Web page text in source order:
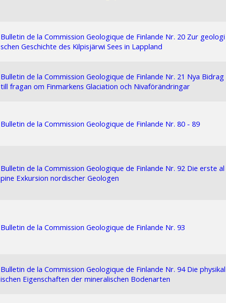
Bulletin de la Commission Geologique de Finlande Nr. 20 Zur geologi
schen Geschichte des Kilpisjärwi Sees in Lappland
Bulletin de la Commission Geologique de Finlande Nr. 21 Nya Bidrag
till fragan om Finmarkens Glaciation och Nivaförändringar
Bulletin de la Commission Geologique de Finlande Nr. 80 - 89
Bulletin de la Commission Geologique de Finlande Nr. 92 Die erste al
pine Exkursion nordischer Geologen
Bulletin de la Commission Geologique de Finlande Nr. 93
Bulletin de la Commission Geologique de Finlande Nr. 94 Die physikal
ischen Eigenschaften der mineralischen Bodenarten